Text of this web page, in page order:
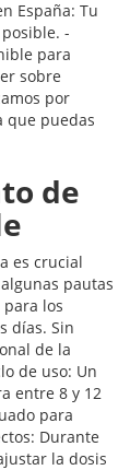
España: Tu
-
para
sobre
por
que puedas
de
es crucial
pautas
los
días. Sin
de la
de uso: Un
entre 8 y 12
para
Durante
la dosis